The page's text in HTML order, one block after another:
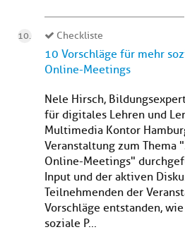
Checkliste
10 Vorschläge für mehr
Online-Meetings
Nele Hirsch,
für digitales Lehren und
Multimedia Kontor
Veranstaltung zum Thema
Online-Meetings"
Input und der aktiven
Teilnehmenden der
Vorschläge entstanden,
soziale P...